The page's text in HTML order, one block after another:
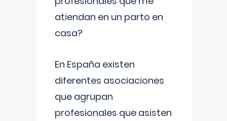
atiendan en un parto en
casa?
En España existen
diferentes asociaciones
que agrupan
profesionales que asisten